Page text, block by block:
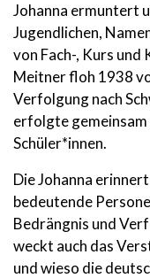
Johanna ermuntert
Jugendlichen,
von Fach-, Kurs und
Meitner floh 1938
Verfolgung nach
erfolgte
Schüler*innen.
Die Johanna
bedeutende
Bedrängnis und
weckt auch das
und wieso die